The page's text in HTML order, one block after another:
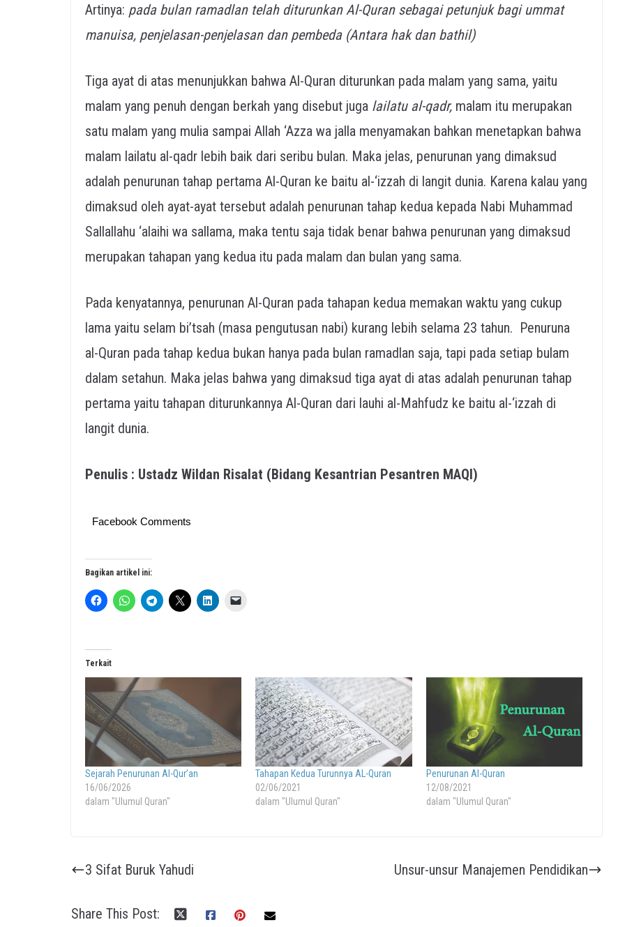
Artinya: pada bulan ramadlan telah diturunkan Al-Quran sebagai petunjuk bagi ummat
manuisa, penjelasan-penjelasan dan pembeda (Antara hak dan bathil)
Tiga ayat di atas menunjukkan bahwa Al-Quran diturunkan pada malam yang sama, yaitu
malam yang penuh dengan berkah yang disebut juga lailatu al-qadr, malam itu merupakan
satu malam yang mulia sampai Allah ‘Azza wa jalla menyamakan bahkan menetapkan bahwa
malam lailatu al-qadr lebih baik dari seribu bulan. Maka jelas, penurunan yang dimaksud
adalah penurunan tahap pertama Al-Quran ke baitu al-‘izzah di langit dunia. Karena kalau yang
dimaksud oleh ayat-ayat tersebut adalah penurunan tahap kedua kepada Nabi Muhammad
Sallallahu ‘alaihi wa sallama, maka tentu saja tidak benar bahwa penurunan yang dimaksud
merupakan tahapan yang kedua itu pada malam dan bulan yang sama.
Pada kenyatannya, penurunan Al-Quran pada tahapan kedua memakan waktu yang cukup
lama yaitu selam bi’tsah (masa pengutusan nabi) kurang lebih selama 23 tahun. Penuruna
al-Quran pada tahap kedua bukan hanya pada bulan ramadlan saja, tapi pada setiap bulam
dalam setahun. Maka jelas bahwa yang dimaksud tiga ayat di atas adalah penurunan tahap
pertama yaitu tahapan diturunkannya Al-Quran dari lauhi al-Mahfudz ke baitu al-‘izzah di
langit dunia.
Penulis : Ustadz Wildan Risalat (Bidang Kesantrian Pesantren MAQI)
Facebook Comments
Bagikan artikel ini:
Terkait
Sejarah Penurunan Al-Qur’an
16/06/2026
dalam "Ulumul Quran"
Tahapan Kedua Turunnya AL-Quran
02/06/2021
dalam "Ulumul Quran"
Penurunan Al-Quran
12/08/2021
dalam "Ulumul Quran"
3 Sifat Buruk Yahudi Unsur-unsur Manajemen Pendidikan
Share This Post: